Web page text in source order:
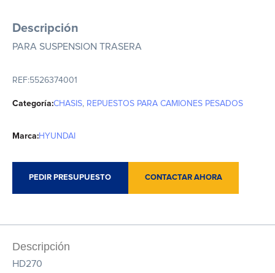
Descripción
PARA SUSPENSION TRASERA
REF:5526374001
Categoría:CHASIS, REPUESTOS PARA CAMIONES PESADOS
Marca:HYUNDAI
PEDIR PRESUPUESTO CONTACTAR AHORA
Descripción
HD270